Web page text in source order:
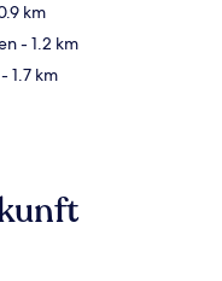
km
- 1.2 km
- 1.7 km